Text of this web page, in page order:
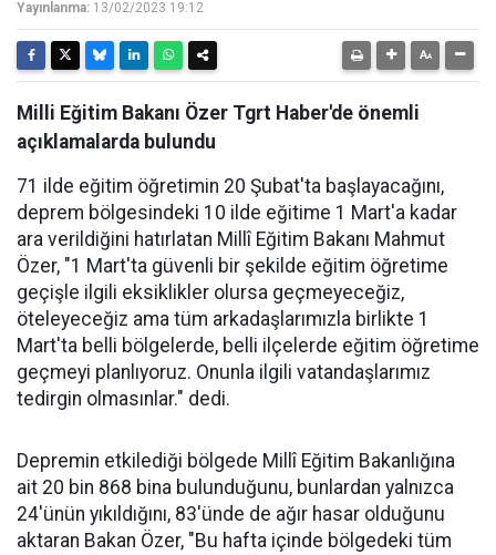
Yayınlanma: 13/02/2023 19:12
Milli Eğitim Bakanı Özer Tgrt Haber'de önemli
açıklamalarda bulundu
71 ilde eğitim öğretimin 20 Şubat'ta başlayacağını,
deprem bölgesindeki 10 ilde eğitime 1 Mart'a kadar
ara verildiğini hatırlatan Millî Eğitim Bakanı Mahmut
Özer, "1 Mart'ta güvenli bir şekilde eğitim öğretime
geçişle ilgili eksiklikler olursa geçmeyeceğiz,
öteleyeceğiz ama tüm arkadaşlarımızla birlikte 1
Mart'ta belli bölgelerde, belli ilçelerde eğitim öğretime
geçmeyi planlıyoruz. Onunla ilgili vatandaşlarımız
tedirgin olmasınlar." dedi.
Depremin etkilediği bölgede Millî Eğitim Bakanlığına
ait 20 bin 868 bina bulunduğunu, bunlardan yalnızca
24'ünün yıkıldığını, 83'ünde de ağır hasar olduğunu
aktaran Bakan Özer, "Bu hafta içinde bölgedeki tüm